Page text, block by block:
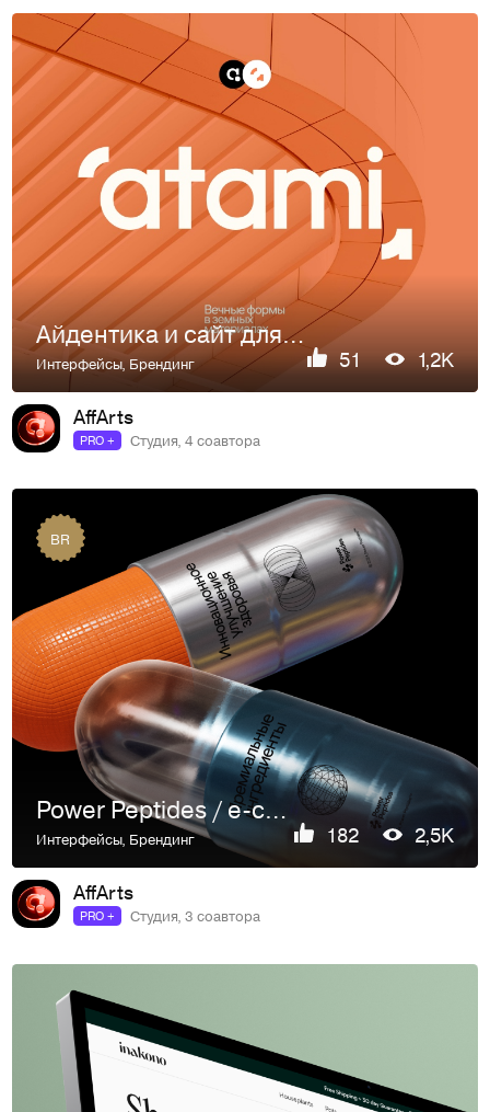
Айдентика и сайт для девелоперов из Португалии
Интерфейсы,Брендинг 51 1,2K
AffArts
PRO + Студия, 4 соавтора
BR
Power Peptides / e-commerce
Интерфейсы, Брендинг 182 2,5K
AffArts
PRO + Студия, 3 соавтора